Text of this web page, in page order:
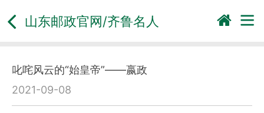
山东邮政官网/齐鲁名人
叱咤风云的“始皇帝”——嬴政
2021-09-08